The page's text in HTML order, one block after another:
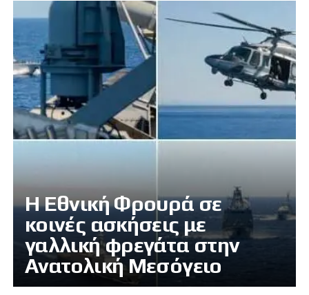
Η Εθνική Φρουρά σε
κοινές ασκήσεις με
γαλλική φρεγάτα στην
Ανατολική Μεσόγειο